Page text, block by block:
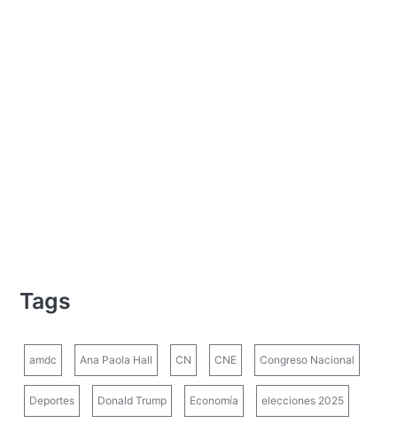
Tags
amdc Ana Paola Hall CN CNE Congreso Nacional
Deportes Donald Trump Economía elecciones 2025